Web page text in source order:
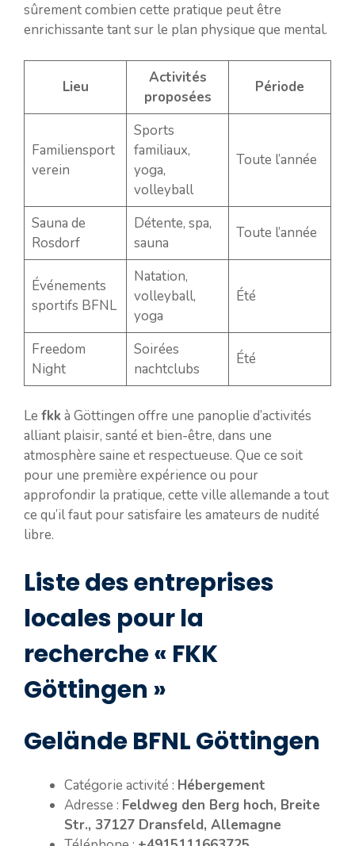
sûrement combien cette pratique peut être
enrichissante tant sur le plan physique que mental.
Lieu
Activités
proposées
Période
Familiensport
verein
Sports
familiaux,
yoga,
volleyball
Toute l’année
Sauna de
Rosdorf
Détente, spa,
sauna
Toute l’année
Événements
sportifs BFNL
Natation,
volleyball,
yoga
Été
Freedom
Night
Soirées
nachtclubs
Été
Le fkkà Göttingen offre une panoplie d’activités
alliant plaisir, santé et bien-être, dans une
atmosphère saine et respectueuse. Que ce soit
pour une première expérience ou pour
approfondir la pratique, cette ville allemande a tout
ce qu’il faut pour satisfaire les amateurs de nudité
libre.
Liste des entreprises
locales pour la
recherche « FKK
Göttingen »
Gelände BFNL Göttingen
Catégorie activité : Hébergement
Adresse : Feldweg den Berg hoch, Breite
Str., 37127 Dransfeld, Allemagne